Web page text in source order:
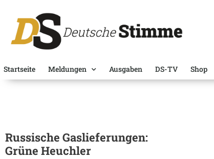
Startseite Meldungen Ausgaben DS-TV Shop
Russische Gaslieferungen:
Grüne Heuchler